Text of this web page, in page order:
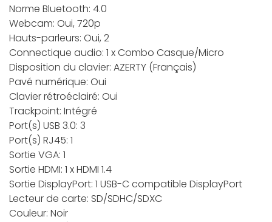
Norme Bluetooth: 4.0
Webcam: Oui, 720p
Hauts-parleurs: Oui, 2
Connectique audio: 1 x Combo Casque/Micro
Disposition du clavier: AZERTY (Français)
Pavé numérique: Oui
Clavier rétroéclairé: Oui
Trackpoint: Intégré
Port(s) USB 3.0: 3
Port(s) RJ45: 1
Sortie VGA: 1
Sortie HDMI: 1 x HDMI 1.4
Sortie DisplayPort: 1 USB-C compatible DisplayPort
Lecteur de carte: SD/SDHC/SDXC
Couleur: Noir